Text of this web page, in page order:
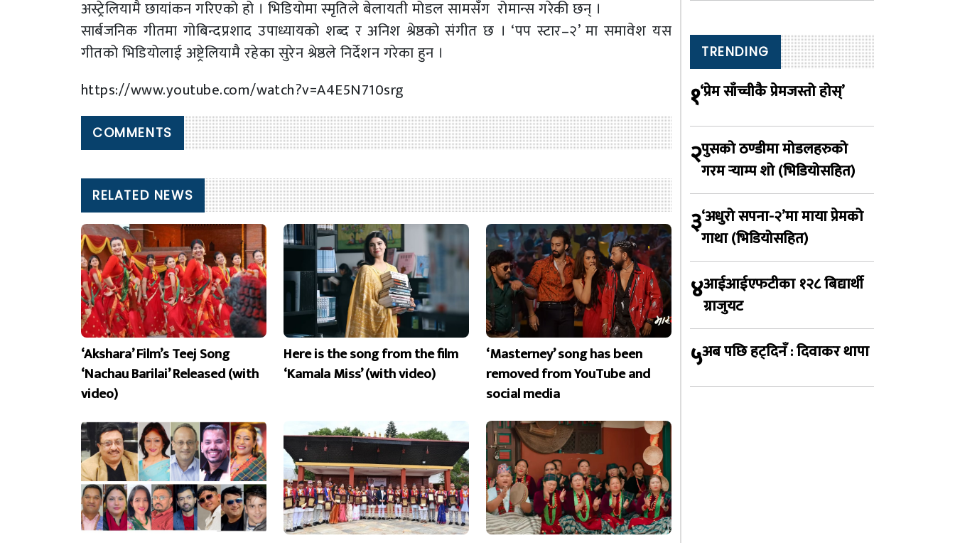
अस्ट्रेलियामै छायांकन गरिएको हो । भिडियोमा स्मृतिले बेलायती मोडल सामसँग रोमान्स गरेकी छन् ।
सार्बजनिक गीतमा गोबिन्दप्रशाद उपाध्यायको शब्द र अनिश श्रेष्ठको संगीत छ । ‘पप स्टार–२’ मा समावेश यस
गीतको भिडियोलाई अष्ट्रेलियामै रहेका सुरेन श्रेष्ठले निर्देशन गरेका हुन ।
https://www.youtube.com/watch?v=A4E5N710srg
COMMENTS
RELATED NEWS
‘Akshara’ Film’s Teej Song
‘Nachau Barilai’ Released (with
video)
Here is the song from the film
‘Kamala Miss’ (with video)
‘Masterney’ song has been
removed from YouTube and
social media
TRENDING
१‘प्रेम साँच्चीकै प्रेमजस्तो होस्’
२पुसको ठण्डीमा मोडलहरुको
गरम र्‍याम्प शो (भिडियोसहित)
३‘अधुरो सपना-२’मा माया प्रेमको
गाथा (भिडियोसहित)
४आईआईएफटीका १२८ बिद्यार्थी
ग्राजुयट
५अब पछि हट्दिनँ : दिवाकर थापा